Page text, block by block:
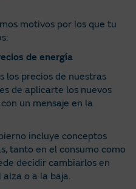
motivos por los que tu
de energía
los precios de nuestras
de aplicarte los nuevos
un mensaje en la
incluye conceptos
tanto en el consumo como
decidir cambiarlos en
o a la baja.